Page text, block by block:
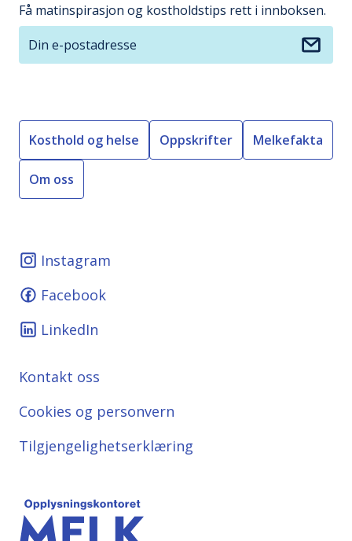
Få matinspirasjon og kostholdstips rett i innboksen.
Kosthold og helse Oppskrifter Melkefakta
Om oss
Instagram
Facebook
LinkedIn
Kontakt oss
Cookies og personvern
Tilgjengelighetserklæring